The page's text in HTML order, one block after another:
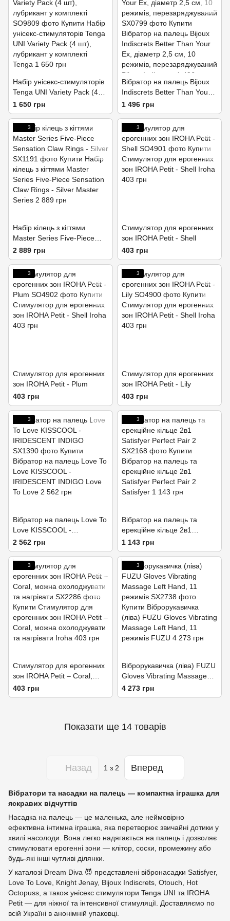
Набір унісекс-стимуляторів
Tenga UNI Variety Pack (4
шт), лубрикант у комплекті
1 650 грн
Вібратор на палець Bijoux
Indiscrets Better Than Your
Ex, діаметр 2,5 см, 10
режимів, перезаряджуваний
1 496 грн
3
Набір кілець з кігтями
Master Series Five-Piece
Sensation Claw Rings - Silver
2 889 грн
3
Стимулятор для ерогенних
зон IROHA Petit - Shell
403 грн
3
Стимулятор для ерогенних
зон IROHA Petit - Plum
403 грн
3
Стимулятор для ерогенних
зон IROHA Petit - Lily
403 грн
3
Вібратор на палець Love To
Love KISSCOOL -
IRIDESCENT INDIGO
2 562 грн
3
Вібратор на палець та
ерекційне кільце 2в1
Satisfyer Perfect Pair 2
1 143 грн
3
Стимулятор для ерогенних
зон IROHA Petit – Coral,
можна охолоджувати та
нагрівати
403 грн
3
Віброрукавичка (ліва) FUZU
Gloves Vibrating Massage
Left Hand, 11 режимів
4 273 грн
Показати ще 14 товарів
Назад 1 з 2 Вперед
Вібратори та насадки на палець — компактна іграшка для
яскравих відчуттів
Насадка на палець — це маленька, але неймовірно
ефективна інтимна іграшка, яка перетворює звичайні дотики у
хвилі насолоди. Вона легко надягається на палець і дозволяє
стимулювати ерогенні зони — клітор, соски, промежину або
будь-які інші чутливі ділянки.
У каталозі Dream Diva 😈 представлені вібронасадки Satisfyer,
Love To Love, Knight Jenay, Bijoux Indiscrets, Otouch, Hot
Octopuss, а також унісекс стимулятори Tenga UNI та IROHA
Petit — для ніжної та інтенсивної стимуляції. Доставляємо по
всій Україні в анонімній упаковці.